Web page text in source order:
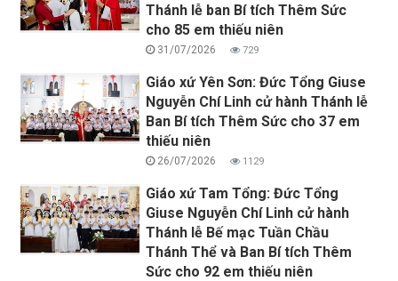
Thánh lễ ban Bí tích Thêm Sức
cho 85 em thiếu niên
31/07/2026 729
Giáo xứ Yên Sơn: Đức Tổng Giuse
Nguyễn Chí Linh cử hành Thánh lễ
Ban Bí tích Thêm Sức cho 37 em
thiếu niên
26/07/2026 1129
Giáo xứ Tam Tổng: Đức Tổng
Giuse Nguyễn Chí Linh cử hành
Thánh lễ Bế mạc Tuần Chầu
Thánh Thể và Ban Bí tích Thêm
Sức cho 92 em thiếu niên